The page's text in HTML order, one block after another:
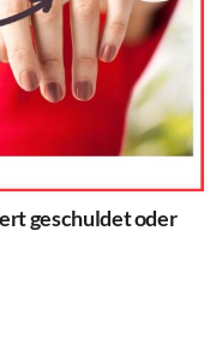
geschuldet oder